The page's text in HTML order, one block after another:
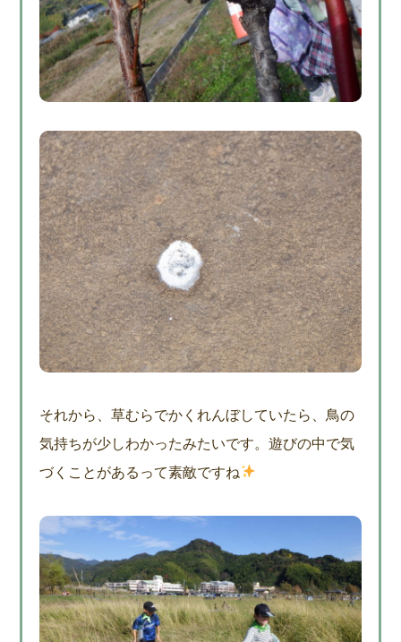
それから、草むらでかくれんぼしていたら、鳥の
気持ちが少しわかったみたいです。遊びの中で気
づくことがあるって素敵ですね